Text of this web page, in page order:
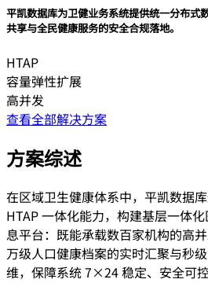
平凯数据库为卫健业务系统提供统一分布式
共享与全⺠健康服务的安全合规落地。
HTAP
容量弹性扩展
高并发
查看全部解决方案
方案综述
在区域卫生健康体系中，平凯数据
HTAP 一体化能力，构建基层一体
息平台：既能承载数百家机构的高
万级人口健康档案的实时汇聚与秒
维，保障系统 7×24 稳定、安全可